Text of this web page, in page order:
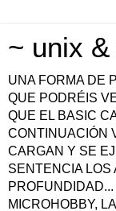
~ unix
UNA FORMA DE
QUE PODRÉIS
QUE EL BASIC
CONTINUACIÓN
CARGAN Y SE
SENTENCIA LOS
PROFUNDIDAD...
MICROHOBBY,